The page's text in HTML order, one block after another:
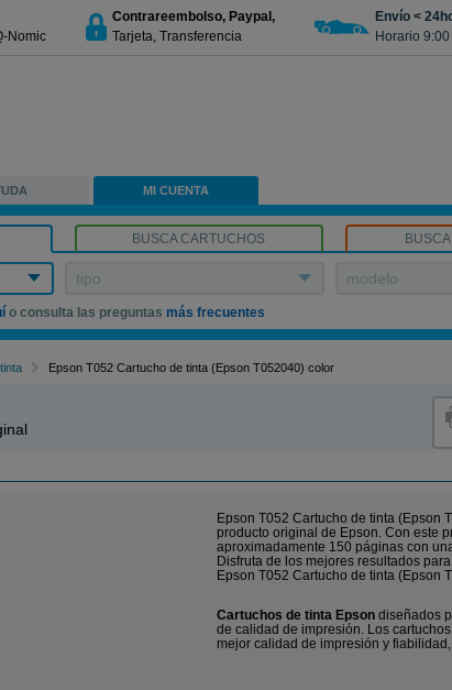
Nomic
Contrareembolso, Paypal,
Tarjeta, Transferencia
Envío <
Horario
MI CUENTA
BUSCA CARTUCHOS
tipo modelo
o consulta las preguntas más frecuentes
Epson T052 Cartucho de tinta (Epson T052040) color
Epson T052 Cartucho de tinta (Epson
producto original de Epson. Con este
aproximadamente 150 páginas con
Disfruta de los mejores resultados
Epson T052 Cartucho de tinta (Epson
Cartuchos de tinta Epson diseñados
de calidad de impresión. Los
mejor calidad de impresión y